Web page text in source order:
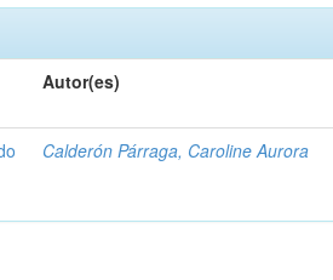
Autor(es)
Calderón Párraga, Caroline Aurora